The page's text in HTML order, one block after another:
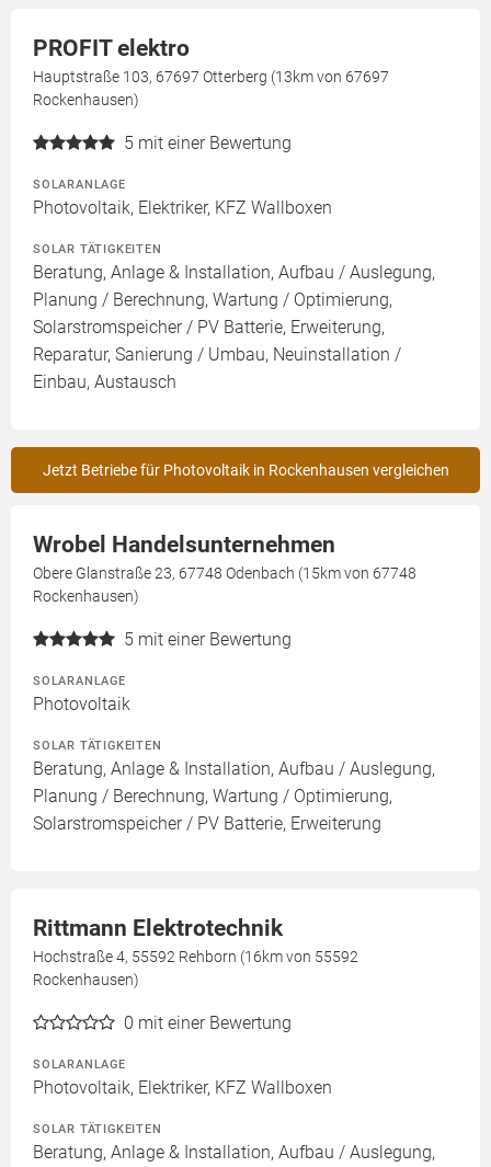
PROFIT elektro
Hauptstraße 103, 67697 Otterberg (13km von 67697
Rockenhausen)
5 mit einer Bewertung
SOLARANLAGE
Photovoltaik, Elektriker, KFZ Wallboxen
SOLAR TÄTIGKEITEN
Beratung, Anlage & Installation, Aufbau / Auslegung,
Planung / Berechnung, Wartung / Optimierung,
Solarstromspeicher / PV Batterie, Erweiterung,
Reparatur, Sanierung / Umbau, Neuinstallation /
Einbau, Austausch
Jetzt Betriebe für Photovoltaik in Rockenhausen vergleichen
Wrobel Handelsunternehmen
Obere Glanstraße 23, 67748 Odenbach (15km von 67748
Rockenhausen)
5 mit einer Bewertung
SOLARANLAGE
Photovoltaik
SOLAR TÄTIGKEITEN
Beratung, Anlage & Installation, Aufbau / Auslegung,
Planung / Berechnung, Wartung / Optimierung,
Solarstromspeicher / PV Batterie, Erweiterung
Rittmann Elektrotechnik
Hochstraße 4, 55592 Rehborn (16km von 55592
Rockenhausen)
0 mit einer Bewertung
SOLARANLAGE
Photovoltaik, Elektriker, KFZ Wallboxen
SOLAR TÄTIGKEITEN
Beratung, Anlage & Installation, Aufbau / Auslegung,